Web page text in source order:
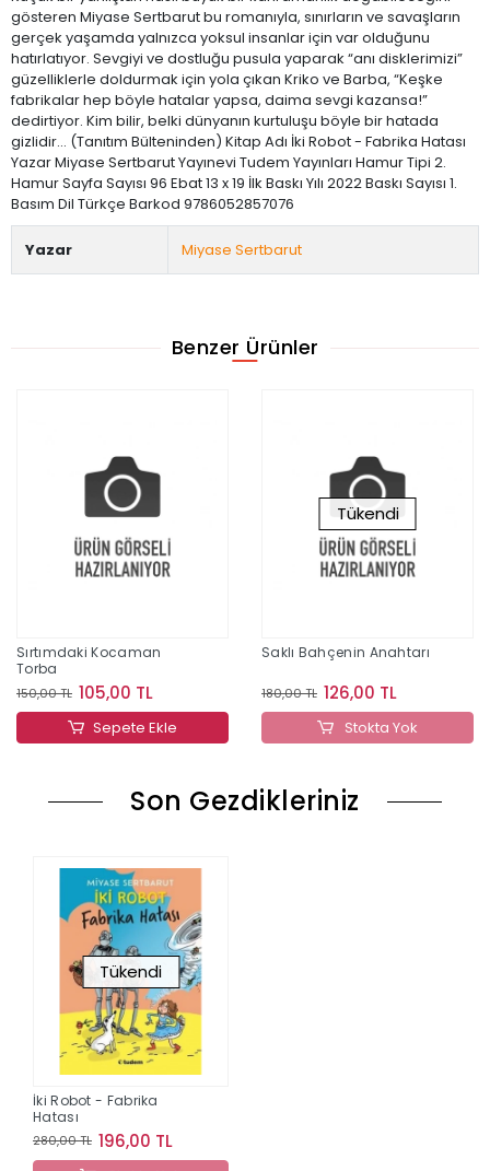
gösteren Miyase Sertbarut bu romanıyla, sınırların ve savaşların
gerçek yaşamda yalnızca yoksul insanlar için var olduğunu
hatırlatıyor. Sevgiyi ve dostluğu pusula yaparak “anı disklerimizi”
güzelliklerle doldurmak için yola çıkan Kriko ve Barba, “Keşke
fabrikalar hep böyle hatalar yapsa, daima sevgi kazansa!”
dedirtiyor. Kim bilir, belki dünyanın kurtuluşu böyle bir hatada
gizlidir... (Tanıtım Bülteninden) Kitap Adı İki Robot - Fabrika Hatası
Yazar Miyase Sertbarut Yayınevi Tudem Yayınları Hamur Tipi 2.
Hamur Sayfa Sayısı 96 Ebat 13 x 19 İlk Baskı Yılı 2022 Baskı Sayısı 1.
Basım Dil Türkçe Barkod 9786052857076
Yazar Miyase Sertbarut
Benzer Ürünler
Sırtımdaki Kocaman
Torba
150,00 TL 105,00 TL
Sepete Ekle
Tükendi
Saklı Bahçenin Anahtarı
180,00 TL 126,00 TL
Stokta Yok
Son Gezdikleriniz
Tükendi
İki Robot - Fabrika
Hatası
280,00 TL 196,00 TL